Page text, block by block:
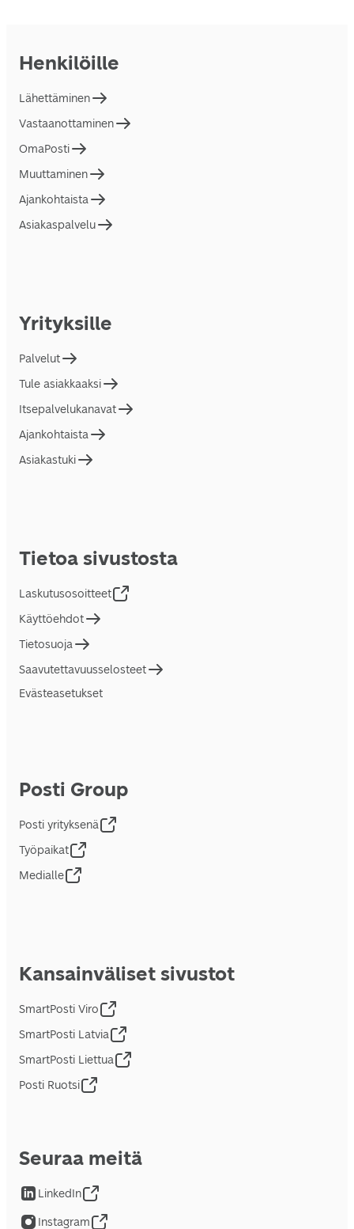
Henkilöille
Lähettäminen
Vastaanottaminen
OmaPosti
Muuttaminen
Ajankohtaista
Asiakaspalvelu
Yrityksille
Palvelut
Tule asiakkaaksi
Itsepalvelukanavat
Ajankohtaista
Asiakastuki
Tietoa sivustosta
Laskutusosoitteet
Käyttöehdot
Tietosuoja
Saavutettavuusselosteet
Evästeasetukset
Posti Group
Posti yrityksenä
Työpaikat
Medialle
Kansainväliset sivustot
SmartPosti Viro
SmartPosti Latvia
SmartPosti Liettua
Posti Ruotsi
Seuraa meitä
LinkedIn
Instagram